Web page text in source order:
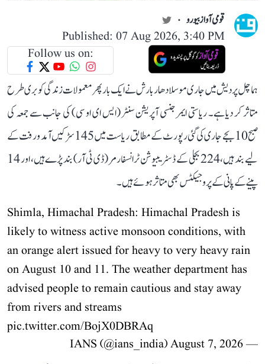
قومی آواز بیورو
Published: 07 Aug 2026, 3:40 PM
Follow us on:
ہماچل پردیش میں جاری موسلادھار بارش نے ایک بار پھر معمولات زندگی کو بری طرح
متاثر کر دیا ہے۔ ریاستی ایمرجنسی آپریشن سنٹر (ایس ای او سی) کی جانب سے جمعہ کی
صبح 10 بجے جاری کی گئی رپورٹ کے مطابق ریاست میں 145 سڑکیں آمد و رفت کے
لیے بند ہیں، 224 بجلی کے ڈسٹریبیوشن ٹرانسفارمر (ڈی ٹی آر) بند پڑے ہیں، اور 14
پینے کے پانی کے پروجیکٹس بھی متاثر ہوئے ہیں۔
Shimla, Himachal Pradesh: Himachal Pradesh is
likely to witness active monsoon conditions, with
an orange alert issued for heavy to very heavy rain
on August 10 and 11. The weather department has
advised people to remain cautious and stay away
from rivers and streams
pic.twitter.com/BojX0DBRAq
— IANS (@ians_india)
August 7, 2026